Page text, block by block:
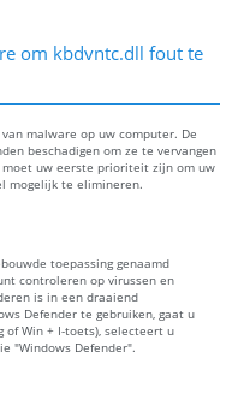
om kbdvntc.dll fout te
malware op uw computer. De
beschadigen om ze te vervangen
uw eerste prioriteit zijn om uw
mogelijk te elimineren.
toepassing genaamd
controleren op virussen en
is in een draaiend
Defender te gebruiken, gaat u
of Win + I-toets), selecteert u
"Windows Defender".